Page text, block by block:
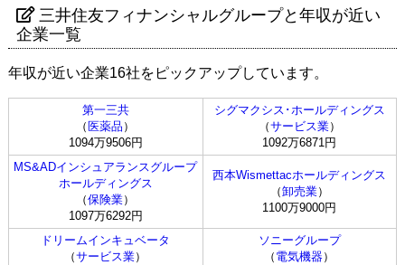
三井住友フィナンシャルグループと年収が近い
企業一覧
年収が近い企業16社をピックアップしています。
第一三共
（ 医薬品 ）
1094万9506円
シグマクシス･ホールディングス
（サービス業）
1092万6871円
MS&ADインシュアランスグループ
ホールディングス
（保険業）
1097万6292円
西本Wismettacホールディングス
（卸売業）
1100万9000円
ドリームインキュベータ
（サービス業）
ソニーグループ
（ 電気機器）